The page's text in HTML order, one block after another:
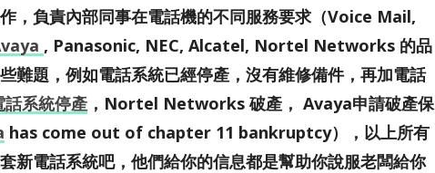
，負責內部同事在電話機的不同服務要求（Voice Mail,
, Panasonic, NEC, Alcatel, Nortel Networks 的品
難題，例如電話系統已經停產，沒有維修備件，再加電話
系統停產 ，Nortel Networks 破產， Avaya申請破產保
has come out of chapter 11 bankruptcy），以上所有
新電話系統吧，他們給你的信息都是幫助你說服老闆給你